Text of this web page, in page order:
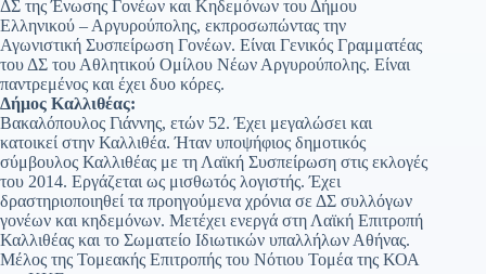
ΔΣ της Ένωσης Γονέων και Κηδεμόνων του Δήμου
Ελληνικού – Αργυρούπολης, εκπροσωπώντας την
Αγωνιστική Συσπείρωση Γονέων. Είναι Γενικός Γραμματέας
του ΔΣ του Αθλητικού Ομίλου Νέων Αργυρούπολης. Είναι
παντρεμένος και έχει δυο κόρες.
Δήμος Καλλιθέας:
Βακαλόπουλος Γιάννης, ετών 52. Έχει μεγαλώσει και
κατοικεί στην Καλλιθέα. Ήταν υποψήφιος δημοτικός
σύμβουλος Καλλιθέας με τη Λαϊκή Συσπείρωση στις εκλογές
του 2014. Εργάζεται ως μισθωτός λογιστής. Έχει
δραστηριοποιηθεί τα προηγούμενα χρόνια σε ΔΣ συλλόγων
γονέων και κηδεμόνων. Μετέχει ενεργά στη Λαϊκή Επιτροπή
Καλλιθέας και το Σωματείο Ιδιωτικών υπαλλήλων Αθήνας.
Μέλος της Τομεακής Επιτροπής του Νότιου Τομέα της ΚΟΑ